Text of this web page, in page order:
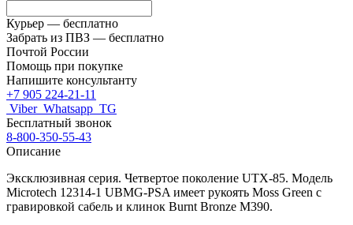
Курьер — бесплатно
Забрать из ПВЗ — бесплатно
Почтой России
Помощь при покупке
Напишите консультанту
+7 905 224-21-11
Viber Whatsapp TG
Бесплатный звонок
8-800-350-55-43
Описание
Эксклюзивная серия. Четвертое поколение UTX-85. Модель
Microtech 12314-1 UBMG-PSA имеет рукоять Moss Green с
гравировкой сабель и клинок Burnt Bronze M390.